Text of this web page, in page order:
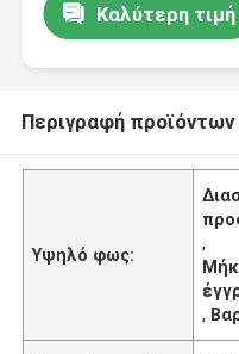
Καλύτερη τιμή
Περιγραφή προϊόντων
Υψηλό φως:
,
,